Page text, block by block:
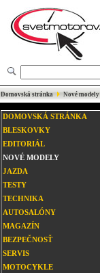
Domovská stránka Nové modely
DOMOVSKÁ STRÁNKA
BLESKOVKY
EDITORIÁL
NOVÉ MODELY
JAZDA
TESTY
TECHNIKA
AUTOSALÓNY
MAGAZÍN
BEZPEČNOSŤ
SERVIS
MOTOCYKLE